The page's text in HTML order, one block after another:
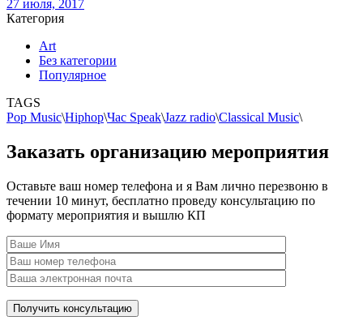
27 июля, 2017
Категория
Art
Без категории
Популярное
TAGS
Pop Music\Hiphop\Час Speak\Jazz radio\Classical Music\
Заказать организацию мероприятия
Оставьте ваш номер телефона и я Вам лично перезвоню в
течении 10 минут, бесплатно проведу консультацию по
формату мероприятия и вышлю КП